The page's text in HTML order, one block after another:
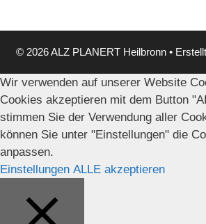
© 2026 ALZ PLANERT Heilbronn •
Wir verwenden auf unserer Website
Cookies akzeptieren mit dem Button
stimmen Sie der Verwendung aller
können Sie unter "Einstellungen" die
anpassen.
Einstellungen ALLE akzeptieren